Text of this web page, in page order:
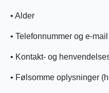
• Alder
• Telefonnummer og e-mail
• Kontakt- og
• Følsomme oplysninger